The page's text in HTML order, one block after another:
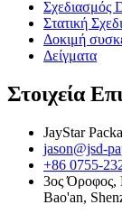
Σχεδιασμός
Στατική
Δοκιμή
Δείγματα
Στοιχεία
JayStar
jason@jsd-
+86 0755-
3ος Όροφος,
Bao'an,